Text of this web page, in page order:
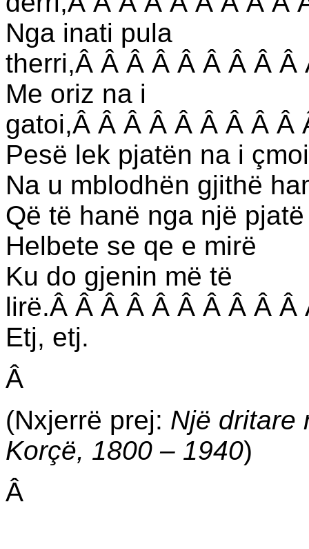
Nga inati pula
therri,Â Â Â Â Â Â Â Â
Me oriz na і
gatoi,Â Â Â Â Â Â Â Â
Pesë lek pjatën na і
Na u mblodhën gjithë
Që të hanë nga një pjatë
Helbete se qe e mirë
Ku do gjenin më të
lirë.Â Â Â Â Â Â Â Â Â
Etj, etj.
Â
(Nxjerrë prej: Një dritare
Korçë, 1800 – 1940)
Â